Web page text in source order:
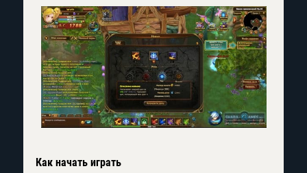
Как начать играть